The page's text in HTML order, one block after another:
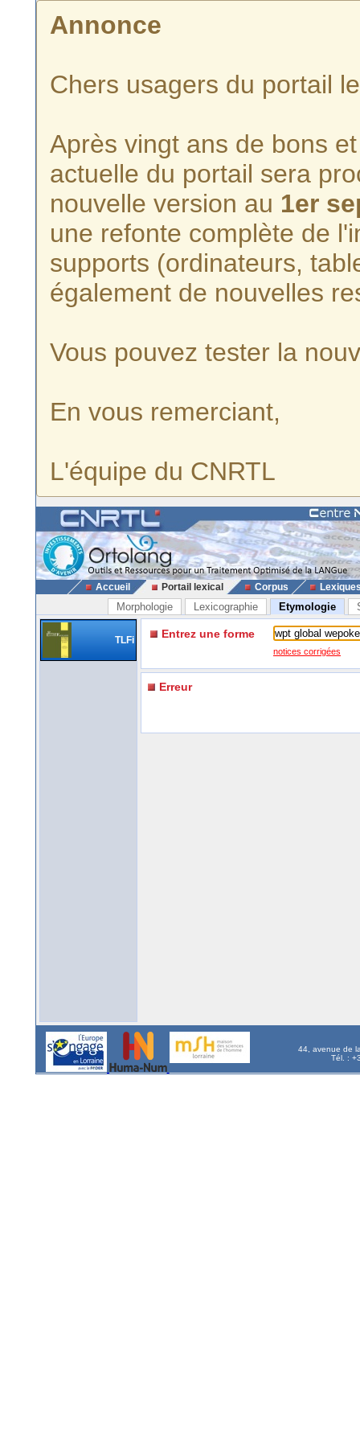
Annonce
Chers usagers du portail
Après vingt ans de bons
actuelle du portail sera
nouvelle version au 1er
une refonte complète de
supports (ordinateurs,
également de nouvelles
Vous pouvez tester la
En vous remerciant,
L'équipe du CNRTL
Accueil Portail lexical Corpus
Morphologie Lexicographie Etymologie
TLFi Entrez une forme
notices corrigées
Erreur
44, avenue de
Tél. :